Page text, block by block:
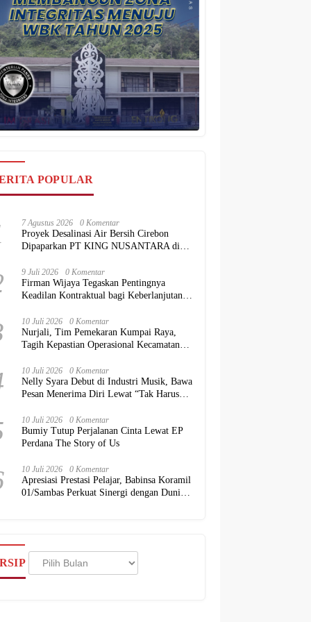
POPULAR
7 Agustus 2026 0 Komentar
Proyek Desalinasi Air Bersih Cirebon
Dipaparkan PT KING NUSANTARA di
9 Juli 2026 0 Komentar
Firman Wijaya Tegaskan Pentingnya
Keadilan Kontraktual bagi Keberlanjutan
10 Juli 2026 0 Komentar
Nurjali, Tim Pemekaran Kumpai Raya,
Tagih Kepastian Operasional Kecamatan
10 Juli 2026 0 Komentar
Nelly Syara Debut di Industri Musik, Bawa
Pesan Menerima Diri Lewat “Tak Harus
10 Juli 2026 0 Komentar
Bumiy Tutup Perjalanan Cinta Lewat EP
Perdana The Story of Us
10 Juli 2026 0 Komentar
Apresiasi Prestasi Pelajar, Babinsa Koramil
01/Sambas Perkuat Sinergi dengan Dunia
Arsip